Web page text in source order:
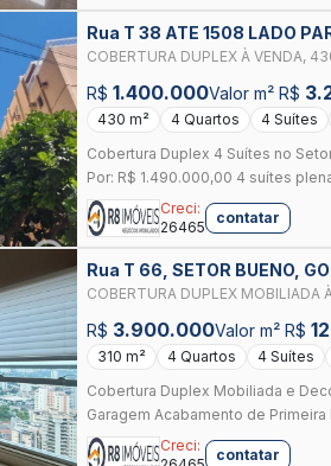
Rua T 38 ATE 1508 LADO
COBERTURA DUPLEX À VENDA,
VACA BRAVA
R$ 1.400.000Valor m² R$
430 m² 4 Quartos 4 Suítes
Cobertura Duplex 4 Suítes no
Por: R$ 1.490.000,00 4 suítes
Creci:
26465
contatar
Rua T 66, SETOR BUENO,
COBERTURA DUPLEX MOBILIADA
BRAVA
R$ 3.900.000Valor m² R$
310 m² 4 Quartos 4 Suítes
Cobertura Duplex Mobiliada e
Garagem Acabamento de
Creci:
contatar